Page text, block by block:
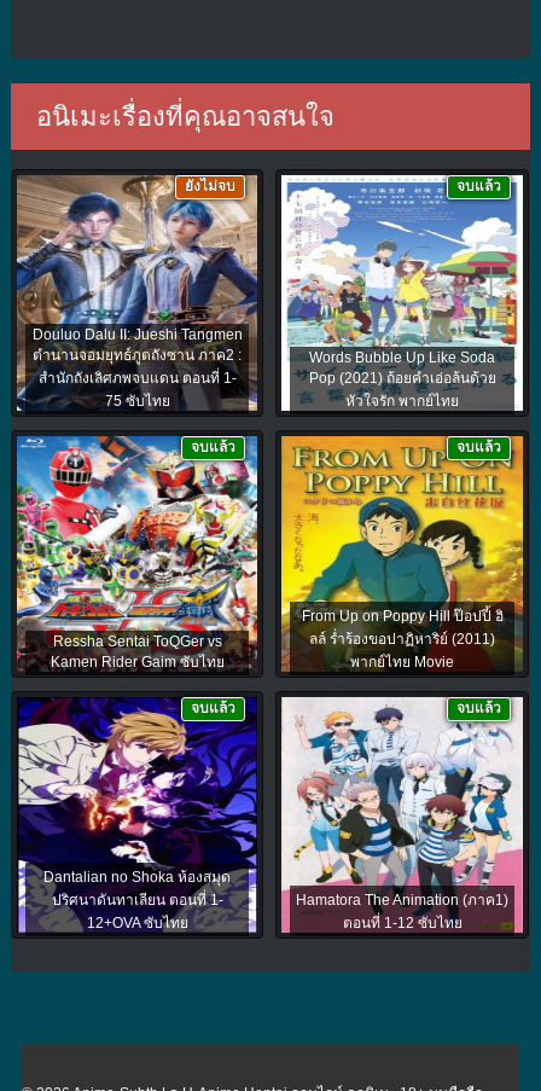
อนิเมะเรื่องที่คุณอาจสนใจ
Douluo Dalu II: Jueshi Tangmen
ตำนานจอมยุทธ์ภูตถังซาน ภาค2 :
สำนักถังเลิศภพจบแดน ตอนที่ 1-
75 ซับไทย
ยังไม่จบ
Words Bubble Up Like Soda
Pop (2021) ถ้อยคำเอ่อล้นด้วย
หัวใจรัก พากย์ไทย
จบแล้ว
Ressha Sentai ToQGer vs
Kamen Rider Gaim ซับไทย
จบแล้ว
From Up on Poppy Hill ป๊อปปี้ ฮิ
ลล์ ร่ำร้องขอปาฏิหาริย์ (2011)
พากย์ไทย Movie
จบแล้ว
Dantalian no Shoka ห้องสมุด
ปริศนาดันทาเลียน ตอนที่ 1-
12+OVA ซับไทย
จบแล้ว
Hamatora The Animation (ภาค1)
ตอนที่ 1-12 ซับไทย
จบแล้ว